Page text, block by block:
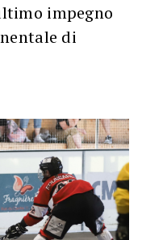
impegno
di